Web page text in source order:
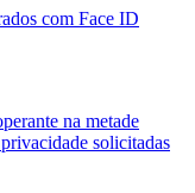
com Face ID
na metade
solicitadas